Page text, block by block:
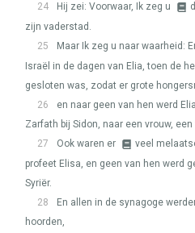
24
Hij zei: Voorwaar, Ik zeg u
zijn vaderstad.
25
Maar Ik zeg u naar waarheid:
Israël in de dagen van Elia, toen de
gesloten was, zodat er grote
26
en naar geen van hen werd
Zarfath bij Sidon, naar een vrouw, een
27
Ook waren er
veel
profeet Elisa, en geen van hen werd
Syriër.
28
En allen in de synagoge
hoorden,